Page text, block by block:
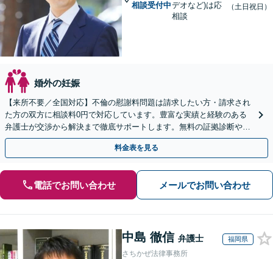
相談受付中デオなど)は応
相談
（土日祝日）
婚外の妊娠
【来所不要／全国対応】不倫の慰謝料問題は請求したい方・請求され
た方の双方に相談料0円で対応しています。豊富な実績と経験のある
弁護士が交渉から解決まで徹底サポートします。無料の証拠診断や着
手金の返還保証もありますので安心してご相談ください。
料金表を見る
電話でお問い合わせ メールでお問い合わせ
中島 徹信 弁護士 福岡県
さちかぜ法律事務所